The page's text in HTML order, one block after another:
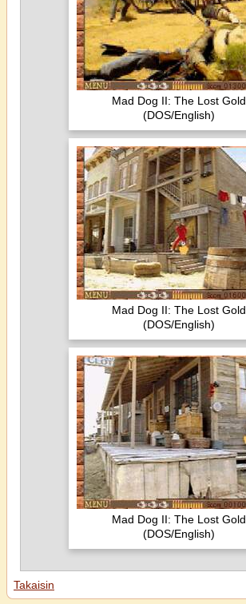
Mad Dog II: The Lost Gold
(DOS/English)
Mad Dog II: The Lost Gold
(DOS/English)
Mad Dog II: The Lost Gold
(DOS/English)
Takaisin